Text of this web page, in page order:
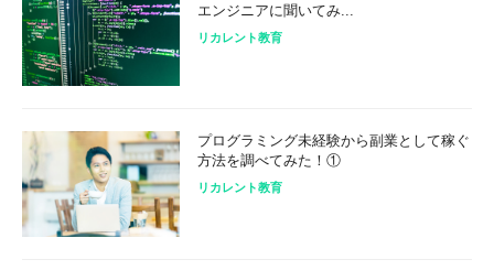
エンジニアに聞いてみ...
リカレント教育
プログラミング未経験から副業として稼ぐ
方法を調べてみた！①
リカレント教育